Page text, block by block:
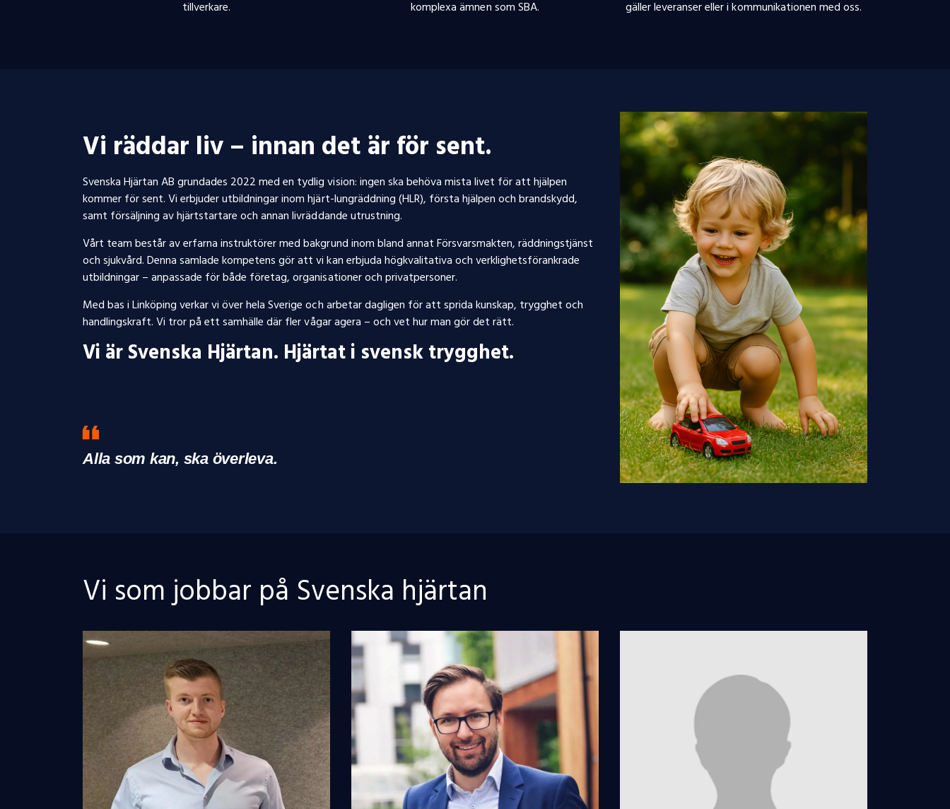
tillverkare.
komplexa ämnen som SBA.
gäller leveranser eller i kommunikationen med oss.
Vi räddar liv – innan det är för sent.
Svenska Hjärtan AB grundades 2022 med en tydlig vision: ingen ska behöva mista livet för att hjälpen
kommer för sent. Vi erbjuder utbildningar inom hjärt-lungräddning (HLR), första hjälpen och brandskydd,
samt försäljning av hjärtstartare och annan livräddande utrustning.
Vårt team består av erfarna instruktörer med bakgrund inom bland annat Försvarsmakten, räddningstjänst
och sjukvård. Denna samlade kompetens gör att vi kan erbjuda högkvalitativa och verklighetsförankrade
utbildningar – anpassade för både företag, organisationer och privatpersoner.
Med bas i Linköping verkar vi över hela Sverige och arbetar dagligen för att sprida kunskap, trygghet och
handlingskraft. Vi tror på ett samhälle där fler vågar agera – och vet hur man gör det rätt.
Vi är Svenska Hjärtan. Hjärtat i svensk trygghet.
Alla som kan, ska överleva.
Vi som jobbar på Svenska hjärtan